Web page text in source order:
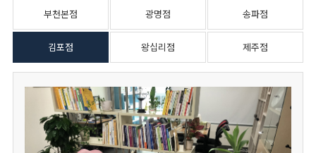
부천본점 광명점 송파점
김포점 왕십리점 제주점